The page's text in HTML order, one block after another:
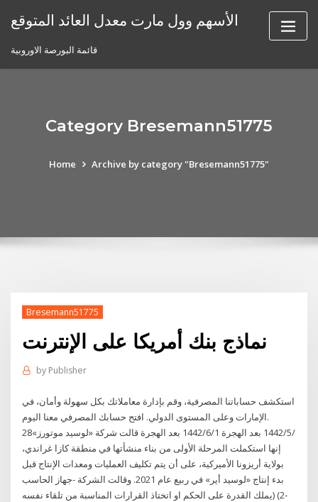
الأسهم وول مارت معدل العائد المتوقع
قائمة البورصة الاوروبية
Category Bresemann51775
Home Archive by category "Bresemann51775"
Bresemann51775
نماذج بنك أمريكا على الإنترنت
by Publisher
استكشف حساباتنا المصرفية، وقم بإدارة معاملاتك بكل سهولة وأمان، في
الإمارات وعلى المستوى الدولي. افتح حسابك المصرفي معنا اليوم.
28‏‏/5‏‏/1442 بعد الهجرة 1‏‏/6‏‏/1442 بعد الهجرة قالت شركة «لوسيد موتورز»
إنها استكملت المرحلة الأولى من بناء منشأتها في منطقة كازا غراندي،
بولاية أريزونا الأميركية، على أن يتم تكليف العمليات ومعدات الإنتاج قبل
بدء إنتاج «لوسيد أير» في ربيع عام 2021. وقالت الشركة -جهاز الحاسب
يملك القدرة على الحكم او اتختاذ القرارات المناسبة من تلقاء نفسه) (2-